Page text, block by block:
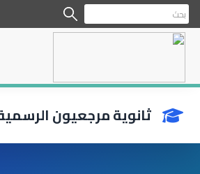
ثانوية مرجعيون الرسمية